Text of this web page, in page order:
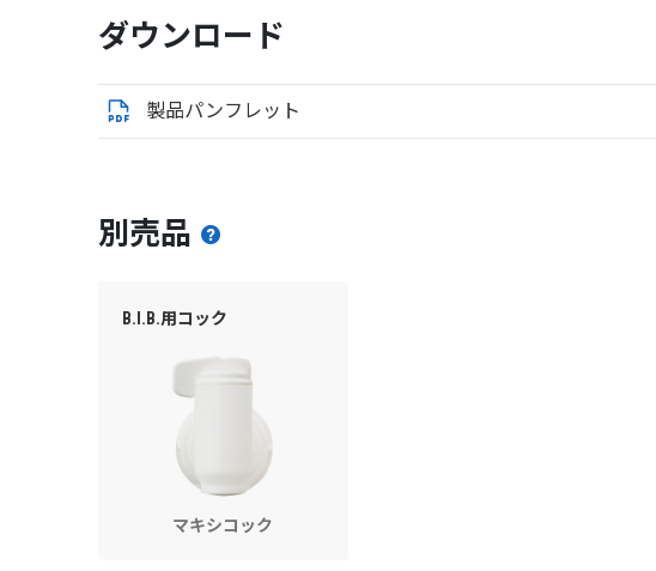
ダウンロード
製品パンフレット
別売品
B.I.B.用コック
マキシコック